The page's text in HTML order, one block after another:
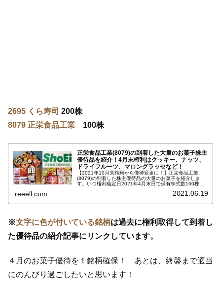
2695 くら寿司 200株
8079 正栄食品工業 100株
正栄食品工業(8079)の到着した大量のお菓子株主
優待品を紹介！4月末権利はクッキー、ナッツ、
ドライフルーツ、マロングラッセなど！
【2021年10月末権利から優待変更に！】正栄食品工業
(8079)の到着した株主優待品の大量のお菓子を紹介しま
す。いつ権利確定日2021年4月末日で保有株式数100株以
フルーツ、ナッツ類、クッキー類、マロングラッセ、その
reeell.com 2021.06.19
※文字に色が付いている銘柄は過去に権利取得して到着し
た優待品の紹介記事にリンクしています。
４月のお菓子優待を１銘柄確保！ あとは、終盤まで適当
にのんびり過ごしたいと思います！